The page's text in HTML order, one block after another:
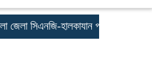
সিএনজি-হালকাযান পরিবহন শ্রমিক